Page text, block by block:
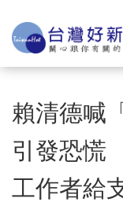
賴清德喊
引發恐慌
工作者給